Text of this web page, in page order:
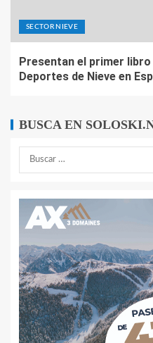
SECTOR NIEVE
Presentan el primer
Deportes de Nieve en
BUSCA EN